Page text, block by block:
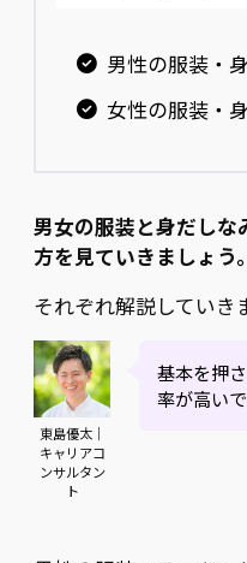
男性の服装・
女性の服装・
男女の服装と身だしな
方を見ていきましょう。
それぞれ解説していき
東島優太｜
キャリアコ
ンサルタン
ト
基本を押
率が高いで